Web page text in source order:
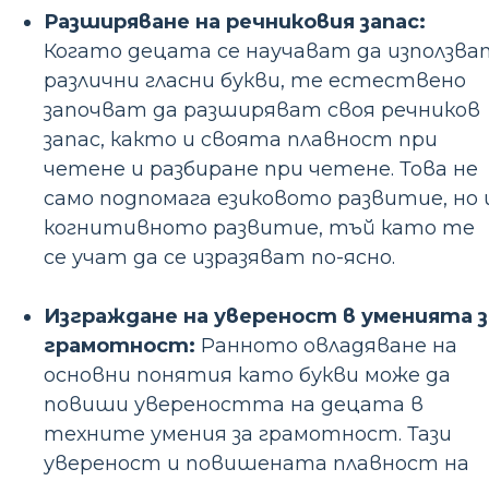
Разширяване на речниковия запас:
Когато децата се научават да
различни гласни букви, те естествено
започват да разширяват своя речников
запас, както и своята плавност при
четене и разбиране при четене. Това не
само подпомага езиковото развитие, но
когнитивното развитие, тъй като те
се учат да се изразяват по-ясно.
Изграждане на увереност в уменията
грамотност: Ранното овладяване на
основни понятия като букви може да
повиши увереността на децата в
техните умения за грамотност. Тази
увереност и повишената плавност на